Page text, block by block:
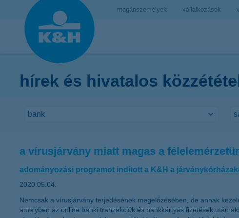
magánszemélyek vállalkozások
hírek és hivatalos
a vírusjárvány miatt magas a
adományozási programot indított a K&H a
2020.05.04.
Nemcsak a vírusjárvány terjedésének megelőzésében, de annak
amelyben az online banki tranzakciók és bankkártyás fizetések után